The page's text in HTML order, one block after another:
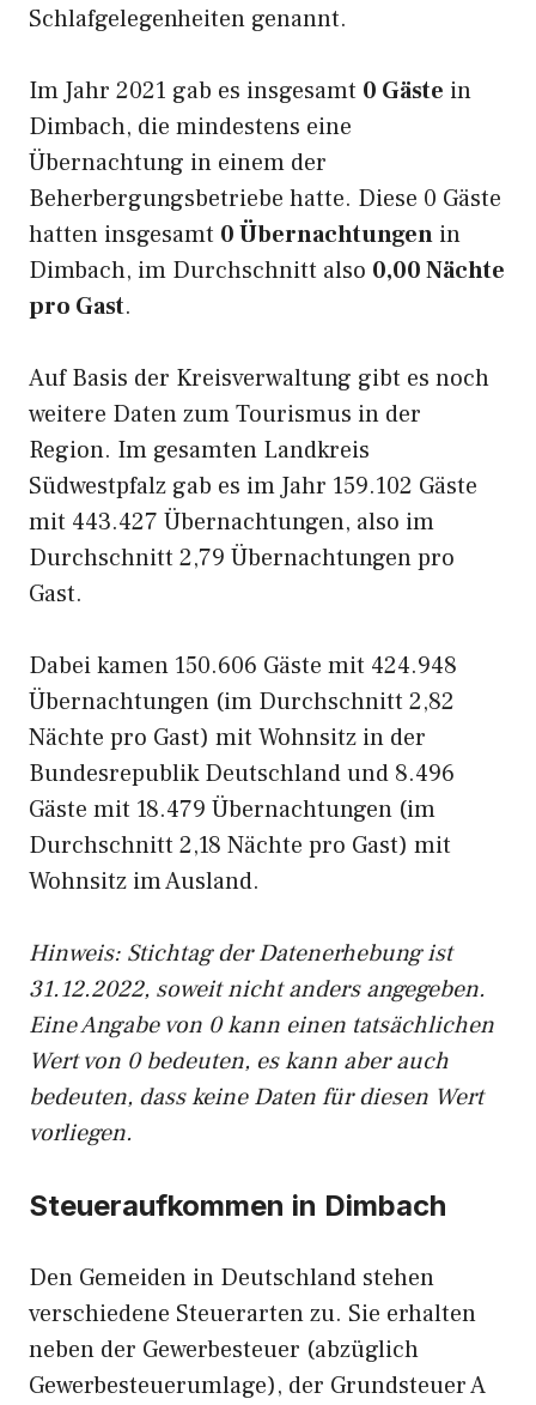
Schlafgelegenheiten genannt.
Im Jahr 2021 gab es insgesamt 0 Gäste in
Dimbach, die mindestens eine
Übernachtung in einem der
Beherbergungsbetriebe hatte. Diese 0 Gäste
hatten insgesamt 0 Übernachtungen in
Dimbach, im Durchschnitt also 0,00 Nächte
pro Gast.
Auf Basis der Kreisverwaltung gibt es noch
weitere Daten zum Tourismus in der
Region. Im gesamten Landkreis
Südwestpfalz gab es im Jahr 159.102 Gäste
mit 443.427 Übernachtungen, also im
Durchschnitt 2,79 Übernachtungen pro
Gast.
Dabei kamen 150.606 Gäste mit 424.948
Übernachtungen (im Durchschnitt 2,82
Nächte pro Gast) mit Wohnsitz in der
Bundesrepublik Deutschland und 8.496
Gäste mit 18.479 Übernachtungen (im
Durchschnitt 2,18 Nächte pro Gast) mit
Wohnsitz im Ausland.
Hinweis: Stichtag der Datenerhebung ist
31.12.2022, soweit nicht anders angegeben.
Eine Angabe von 0 kann einen tatsächlichen
Wert von 0 bedeuten, es kann aber auch
bedeuten, dass keine Daten für diesen Wert
vorliegen.
Steueraufkommen in Dimbach
Den Gemeiden in Deutschland stehen
verschiedene Steuerarten zu. Sie erhalten
neben der Gewerbesteuer (abzüglich
Gewerbesteuerumlage), der Grundsteuer A